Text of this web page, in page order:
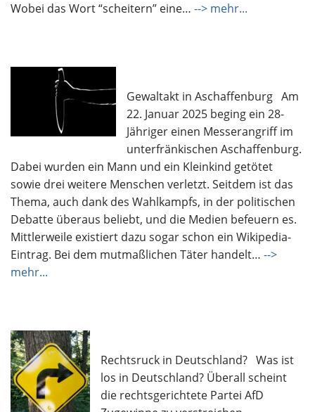
Wobei das Wort “scheitern” eine… --> mehr...
Gewaltakt in Aschaffenburg Am
22. Januar 2025 beging ein 28-
Jähriger einen Messerangriff im
unterfränkischen Aschaffenburg.
Dabei wurden ein Mann und ein Kleinkind getötet
sowie drei weitere Menschen verletzt. Seitdem ist das
Thema, auch dank des Wahlkampfs, in der politischen
Debatte überaus beliebt, und die Medien befeuern es.
Mittlerweile existiert dazu sogar schon ein Wikipedia-
Eintrag. Bei dem mutmaßlichen Täter handelt… -->
mehr...
Rechtsruck in Deutschland? Was ist
los in Deutschland? Überall scheint
die rechtsgerichtete Partei AfD